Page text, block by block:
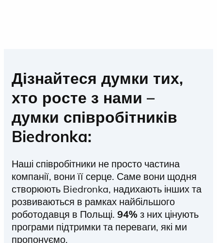
Дізнайтеся думки тих,
хто росте з нами –
думки співробітників
Biedronka:
Наші співробітники не просто частина
компанії, вони її серце. Саме вони щодня
створюють Biedronka, надихають інших та
розвиваються в рамках найбільшого
роботодавця в Польщі. 94% з них цінують
програми підтримки та переваги, які ми
пропонуємо.